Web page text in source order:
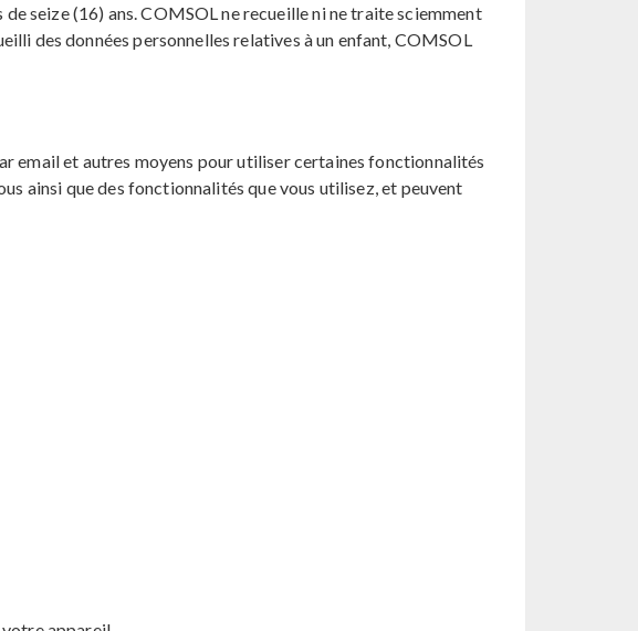
seize (16) ans. COMSOL ne recueille ni ne traite sciemment
des données personnelles relatives à un enfant, COMSOL
email et autres moyens pour utiliser certaines fonctionnalités
ainsi que des fonctionnalités que vous utilisez, et peuvent